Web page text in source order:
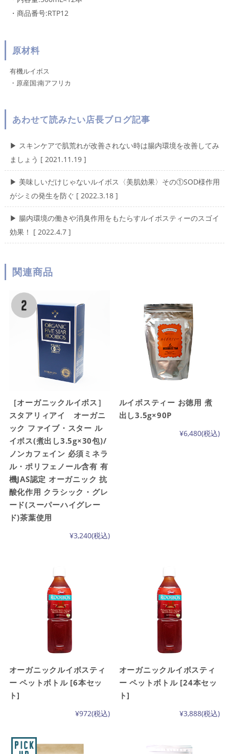
・商品番号:RTP12
原材料
有機ルイボス
・原産国:南アフリカ
あわせて読みたい店長ブログ記事
▶︎ スキンケアで肌荒れが改善されない時は腸内環境を改善してみ
ましょう [ 2021.11.19 ]
▶︎ 美味しいだけじゃないルイボス〈美肌効果〉その①SOD様作用
がシミの発生を防ぐ [ 2022.3.18 ]
▶︎ 腸内環境の働きや消臭作用をもたらすルイボスティーのスゴイ
効果！ [ 2022.4.7 ]
関連商品
［オーガニックルイボス］
スタアリィアイ オーガニ
ック ファイブ・スター ル
イボス(煮出し3.5g×30包)/
ノンカフェイン 必須ミネラ
ル・ポリフェノール含有 有
機JAS認定 オーガニック 抗
酸化作用 クラシック・グレ
ード(スーパーハイグレー
ド)茶葉使用
¥3,240(税込)
ルイボスティー お徳用 煮
出し3.5g×90P
¥6,480(税込)
オーガニックルイボスティ
ー ペットボトル [6本セッ
ト]
¥972(税込)
オーガニックルイボスティ
ー ペットボトル [24本セッ
ト]
¥3,888(税込)